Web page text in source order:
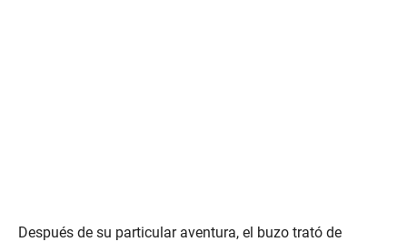
Después de su particular aventura, el buzo trató de